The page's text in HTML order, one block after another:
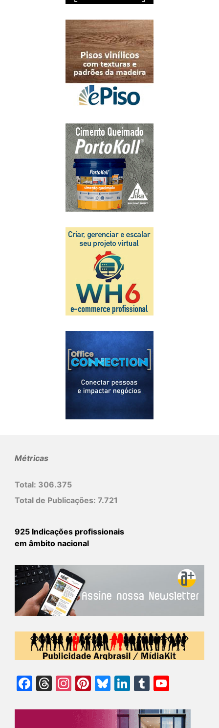
Métricas
Total: 306.375
Total de Publicações: 7.721
925 Indicações profissionais
em âmbito nacional
Facebook
Threads
Instagram
Pinterest
Bluesky
LinkedIn
Tumblr